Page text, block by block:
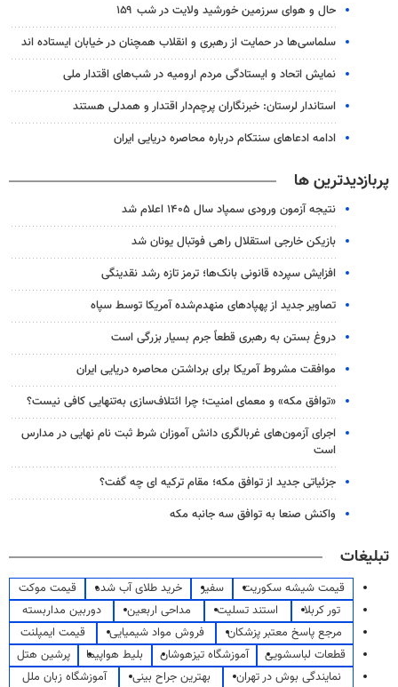
حال و هوای سرزمین خورشید ولایت در شب ۱۵۹
سلماسی‌ها در حمایت از رهبری و انقلاب همچنان در خیابان ایستاده اند
نمایش اتحاد و ایستادگی مردم ارومیه در شب‌های اقتدار ملی
استاندار لرستان: خبرنگاران پرچم‌دار اقتدار و همدلی هستند
ادامه ادعاهای سنتکام درباره محاصره دریایی ایران
پربازدیدترین ها
نتیجه آزمون ورودی سمپاد سال ۱۴۰۵ اعلام شد
بازیکن خارجی استقلال راهی فوتبال یونان شد
افزایش سپرده قانونی بانک‌ها؛ ترمز تازه رشد نقدینگی
تصاویر جدید از پهپادهای منهدم‌شده آمریکا توسط سپاه
دروغ بستن به رهبری قطعاً جرم بسیار بزرگی است
موافقت مشروط آمریکا برای برداشتن محاصره دریایی ایران
«توافق مکه» و معمای امنیت؛ چرا ائتلاف‌سازی به‌تنهایی کافی نیست؟
اجرای آزمون‌های غربالگری دانش آموزان شرط ثبت نام نهایی در مدارس
است
جزئیاتی جدید از توافق مکه؛ مقام ترکیه ای چه گفت؟
واکنش صنعا به توافق سه جانبه مکه
تبلیغات
قیمت شیشه سکوریت سفیر خرید طلای آب شده
قیمت موکت
تور کربلا
استند تسلیت مداحی اربعین
دوربین مداربسته
مرجع پاسخ معتبر پزشکان
فروش مواد شیمیایی
قیمت ایمپلنت
قطعات لباسشویی
آموزشگاه تیزهوشان بلیط هواپیما
پرشین هتل
نمایندگی بوش در تهران
بهترین جراح بینی
آموزشگاه زبان ملل